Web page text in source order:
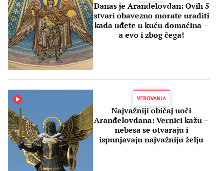
Danas je Aranđelovdan: Ovih 5
stvari obavezno morate uraditi
kada uđete u kuću domaćina –
a evo i zbog čega!
VEROVANJA
Najvažniji običaj uoči
Aranđelovdana: Vernici kažu –
nebesa se otvaraju i
ispunjavaju najvažniju želju